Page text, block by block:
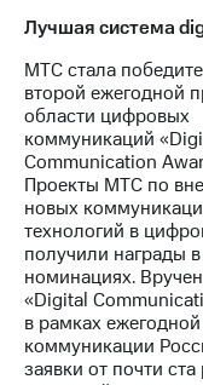
Лучшая система
МТС стала
второй ежегодной
области цифровых
коммуникаций
Communication
Проекты МТС по
новых
технологий в
получили награды
номинациях.
«Digital
в рамках
коммуникации
заявки от почти